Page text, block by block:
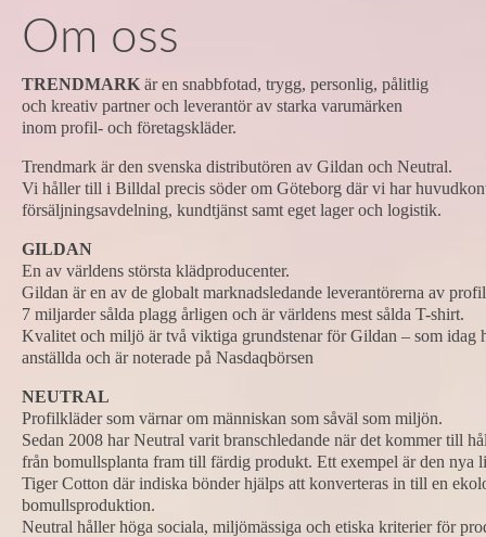
Om oss
TRENDMARK är en snabbfotad, trygg, personlig, pålitlig
och kreativ partner och leverantör av starka varumärken
inom profil- och företagskläder.
Trendmark är den svenska distributören av Gildan och Neutral.
Vi håller till i Billdal precis söder om Göteborg där vi har
försäljningsavdelning, kundtjänst samt eget lager och logistik.
GILDAN
En av världens största klädproducenter.
Gildan är en av de globalt marknadsledande leverantörerna av
7 miljarder sålda plagg årligen och är världens mest sålda T-shirt.
Kvalitet och miljö är två viktiga grundstenar för Gildan – som idag
anställda och är noterade på Nasdaqbörsen
NEUTRAL
Profilkläder som värnar om människan som såväl som miljön.
Sedan 2008 har Neutral varit branschledande när det kommer till
från bomullsplanta fram till färdig produkt. Ett exempel är den nya
Tiger Cotton där indiska bönder hjälps att konverteras in till en
bomullsproduktion.
Neutral håller höga sociala, miljömässiga och etiska kriterier för